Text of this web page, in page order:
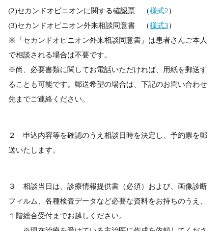
(2)セカンドオピニオンに関する確認票 （様式2）
(3)セカンドオピニオン外来相談同意書 （様式3）
※「セカンドオピニオン外来相談同意書」は患者さんご本人
で相談される場合は不要です。
※尚、必要書類に関してお電話いただければ、用紙を郵送す
ることも可能です。郵送希望の場合は、下記のお問い合わせ
先までご連絡ください。
２ 申込内容等を確認のうえ相談日時を決定し、予約票を郵
送いたします。
３ 相談当日は、診療情報提供書（必須）および、画像診断
フィルム、各種検査データなど必要な資料をお持ちのうえ、
１階総合受付までお越しください。